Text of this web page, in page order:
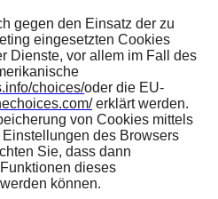
gegen den Einsatz der zu
eingesetzten Cookies
Dienste, vor allem im Fall des
choices/oder die EU-
erklärt werden.
von Cookies mittels
des Browsers
Sie, dass dann
dieses
können.